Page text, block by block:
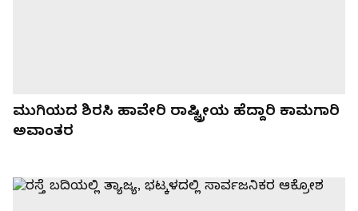
ಮುಗಿಯದ ಶಿರಸಿ ಹಾವೇರಿ ರಾಷ್ಟ್ರೀಯ ಹೆದ್ದಾರಿ ಕಾಮಗಾರಿ
ಅವಾಂತರ